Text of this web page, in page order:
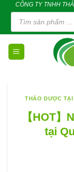
content
CÔNG TY TNHH
Tìm
kiếm
phẩm
THẢO DƯỢC
【HOT
tại